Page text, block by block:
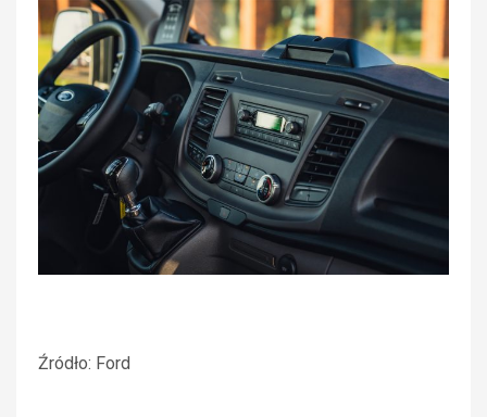
Źródło: Ford